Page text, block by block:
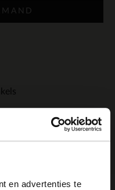
en advertenties te